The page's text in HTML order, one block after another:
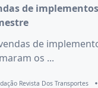
de
de
os ...
Revista Dos Transportes